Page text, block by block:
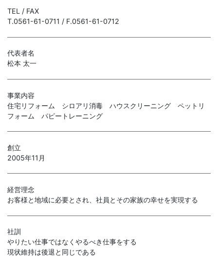
TEL / FAX
T.0561-61-0711 / F.0561-61-0712
代表者名
松本 太一
事業内容
住宅リフォーム シロアリ消毒 ハウスクリーニング ペットリ
フォーム パピートレーニング
創立
2005年11月
経営理念
お客様と地域に必要とされ、社員とその家族の幸せを実現する
社訓
やりたい仕事ではなくやるべき仕事をする
現状維持は後退と同じである